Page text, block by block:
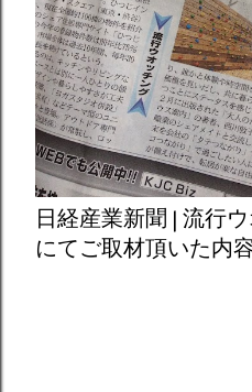
日経産業新聞 | 流行
にてご取材頂いた内